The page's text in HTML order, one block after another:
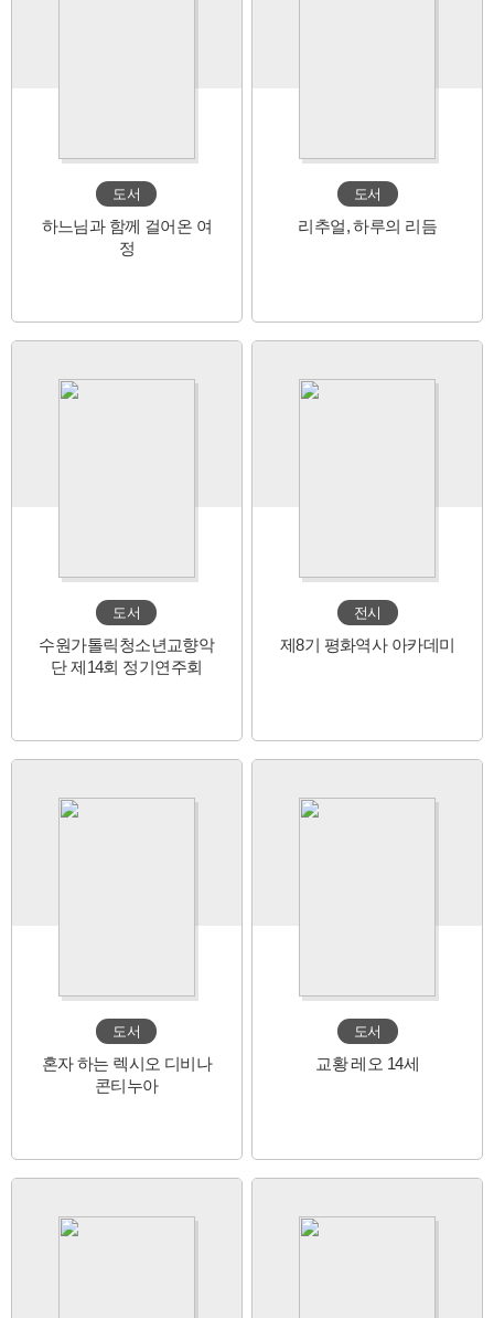
도서
하느님과 함께 걸어온 여
정
도서
리추얼, 하루의 리듬
도서
수원가톨릭청소년교향악
단 제14회 정기연주회
전시
제8기 평화역사 아카데미
도서
혼자 하는 렉시오 디비나
콘티누아
도서
교황 레오 14세